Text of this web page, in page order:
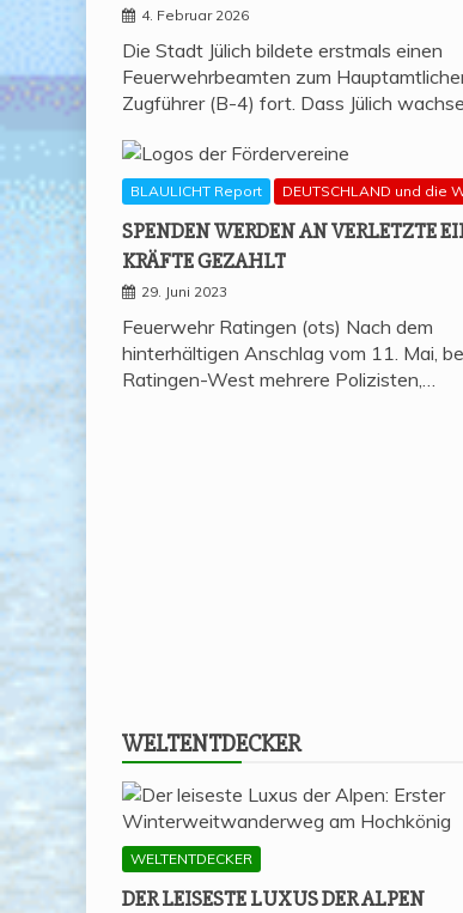
4. Februar 2026
Die Stadt Jülich bildete erstmals einen
Feuerwehrbeamten zum
Zugführer (B-4) fort. Dass Jülich
BLAULICHT Report DEUTSCHLAND und die
SPEN­DEN WER­DEN AN VER­LETZ­TE
KRÄF­TE GEZAHLT
29. Juni 2023
Feuerwehr Ratingen (ots) Nach dem
hinterhältigen Anschlag vom 11. Mai,
Ratingen-West mehrere Polizisten,…
WELT­ENT­DE­CKER
WELTENTDECKER
DER LEI­SES­TE LUXUS DER ALPEN